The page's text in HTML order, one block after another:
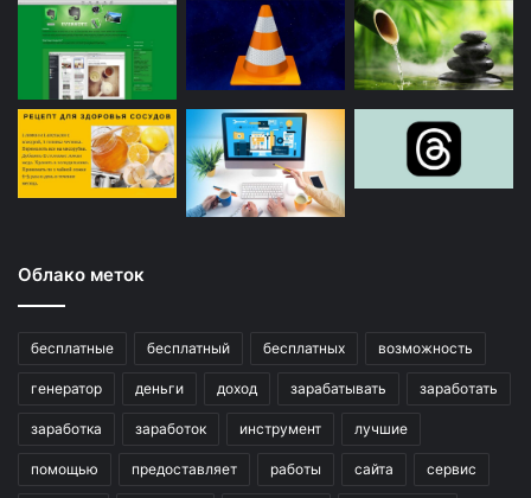
Облако меток
бесплатные бесплатный бесплатных возможность
генератор деньги доход зарабатывать заработать
заработка заработок инструмент лучшие
помощью предоставляет работы сайта сервис